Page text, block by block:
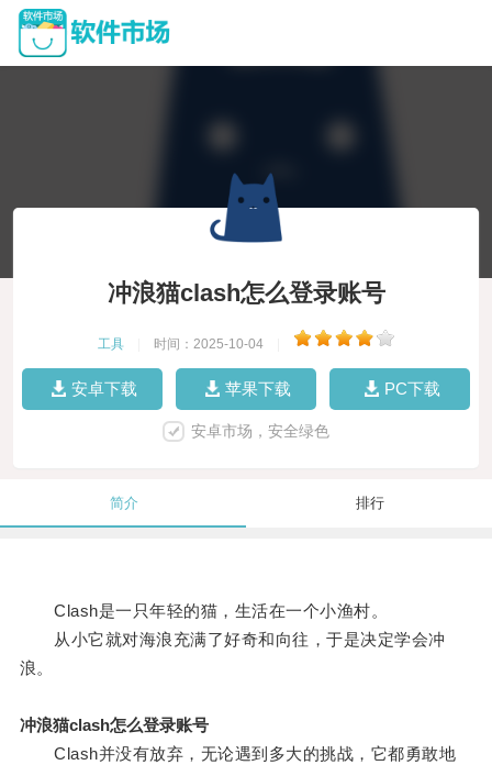
冲浪猫clash怎么登录账号
工具 时间：2025-10-04
安卓下载 苹果下载 PC下载
安卓市场，安全绿色
简介 排行
Clash是一只年轻的猫，生活在一个小渔村。
从小它就对海浪充满了好奇和向往，于是决定学会冲
浪。
冲浪猫clash怎么登录账号
Clash并没有放弃，无论遇到多大的挑战，它都勇敢地